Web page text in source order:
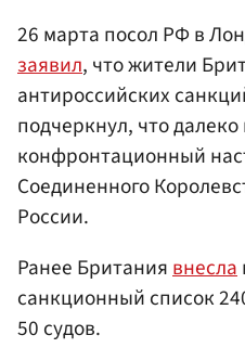
26 марта посол РФ в
заявил, что жители
антироссийских
подчеркнул, что
конфронтационный
Соединенного
России.
Ранее Британиявнесла
санкционный список
50 судов.